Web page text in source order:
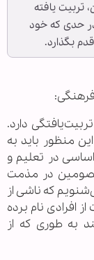
تربیت یافته
حدی که خود
بگذارد.
دارد.
منظور باید به
در تعلیم و
در مذمت
که ناشی از
افرادی نام برده
به طوری که از